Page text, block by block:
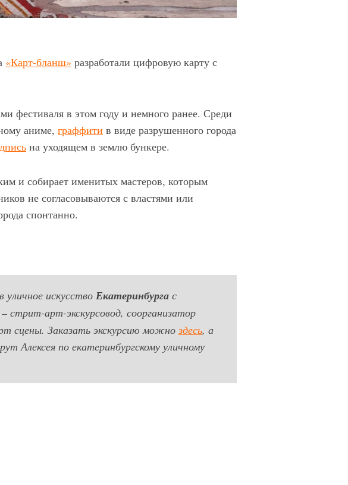
«Карт-бланш» разработали цифровую карту с
фестиваля в этом году и немного ранее. Среди
аниме, граффити в виде разрушенного города
на уходящем в землю бункере.
и собирает именитых мастеров, которым
не согласовываются с властями или
спонтанно.
искусство Екатеринбурга с
– стрит-арт-экскурсовод, соорганизатор
сцены. Заказать экскурсию можно здесь, а
Алексея по екатеринбургскому уличному